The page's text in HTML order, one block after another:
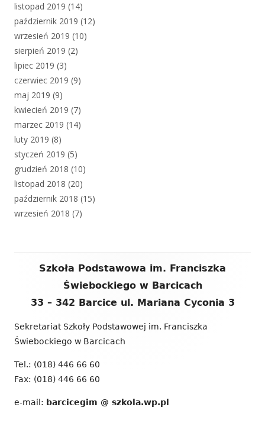
listopad 2019 (14)
październik 2019 (12)
wrzesień 2019 (10)
sierpień 2019 (2)
lipiec 2019 (3)
czerwiec 2019 (9)
maj 2019 (9)
kwiecień 2019 (7)
marzec 2019 (14)
luty 2019 (8)
styczeń 2019 (5)
grudzień 2018 (10)
listopad 2018 (20)
październik 2018 (15)
wrzesień 2018 (7)
Zawartość
Szkoła Podstawowa im. Franciszka
Świebockiego w Barcicach
33 – 342 Barcice ul. Mariana Cyconia 3
Sekretariat Szkoły Podstawowej im. Franciszka
Świebockiego w Barcicach
Tel.: (018) 446 66 60
Fax: (018) 446 66 60
e-mail: barcicegim @ szkola.wp.pl